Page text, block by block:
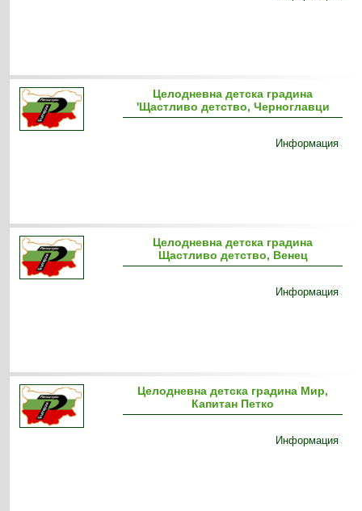
Целодневна детска градина
'Щастливо детство, Черноглавци
Информация
Целодневна детска градина
Щастливо детство, Венец
Информация
Целодневна детска градина Мир,
Капитан Петко
Информация